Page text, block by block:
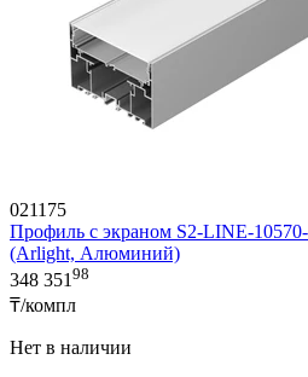
021175
Профиль с экраном S2-LINE-
(Arlight, Алюминий)
348 351 98
₸/компл
Нет в наличии